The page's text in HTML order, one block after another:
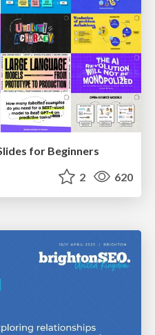
for Beginners
2 620